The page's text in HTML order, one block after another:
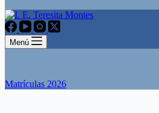
Menú
Matrículas 2026